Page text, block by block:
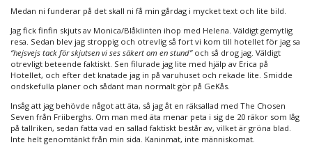
Medan ni funderar på det skall ni få min gårdag i mycket text och lite bild.
Jag fick finfin skjuts av Monica/Blåklinten ihop med Helena. Väldigt gemytlig
resa. Sedan blev jag stroppig och otrevlig så fort vi kom till hotellet för jag sa
“hejsvejs tack för skjutsen vi ses säkert om en stund” och så drog jag. Väldigt
otrevligt beteende faktiskt. Sen filurade jag lite med hjälp av Erica på
Hotellet, och efter det knatade jag in på varuhuset och rekade lite. Smidde
ondskefulla planer och sådant man normalt gör på GeKås.
Insåg att jag behövde något att äta, så jag åt en räksallad med The Chosen
Seven från Friiberghs. Om man med äta menar peta i sig de 20 räkor som låg
på tallriken, sedan fatta vad en sallad faktiskt består av, vilket är gröna blad.
Inte helt genomtänkt från min sida. Kaninmat, inte människomat.